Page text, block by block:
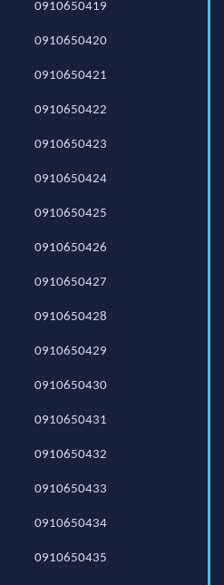
0910650419
0910650420
0910650421
0910650422
0910650423
0910650424
0910650425
0910650426
0910650427
0910650428
0910650429
0910650430
0910650431
0910650432
0910650433
0910650434
0910650435